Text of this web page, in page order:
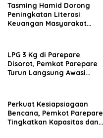
Tasming Hamid Dorong
Peningkatan Literasi
Keuangan Masyarakat
LPG 3 Kg di Parepare
Disorot, Pemkot Parepare
Turun Langsung Awasi
Perkuat Kesiapsiagaan
Bencana, Pemkot Parepare
Tingkatkan Kapasitas dan